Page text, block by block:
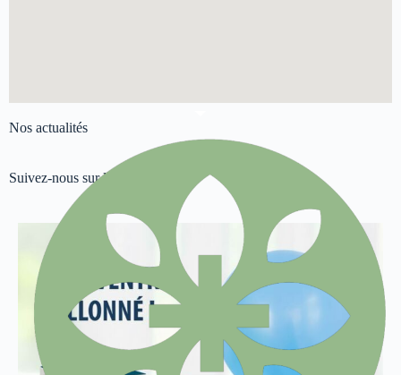
Nos actualités
Suivez-nous sur les réseaux